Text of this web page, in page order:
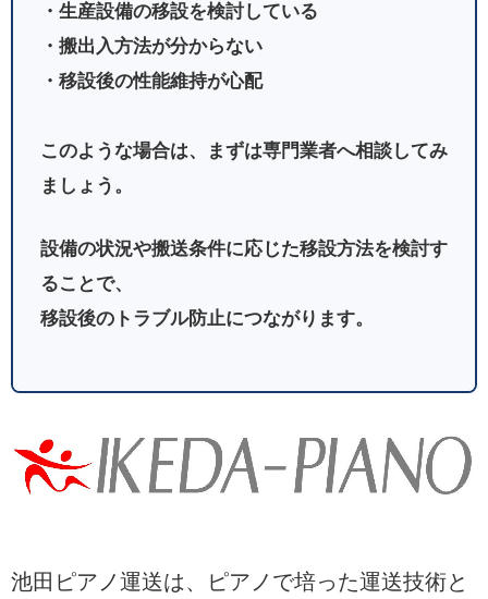
・生産設備の移設を検討している
・搬出入方法が分からない
・移設後の性能維持が心配
このような場合は、まずは専門業者へ相談してみ
ましょう。
設備の状況や搬送条件に応じた移設方法を検討す
ることで、
移設後のトラブル防止につながります。
池田ピアノ運送は、ピアノで培った運送技術と